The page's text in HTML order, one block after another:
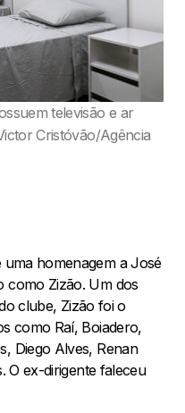
televisão e ar
Cristóvão/Agência
homenagem a José
como Zizão. Um dos
clube, Zizão foi o
como Raí, Boiadero,
Diego Alves, Renan
O ex-dirigente faleceu